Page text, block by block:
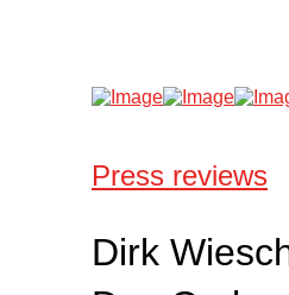
Press reviews
Dirk